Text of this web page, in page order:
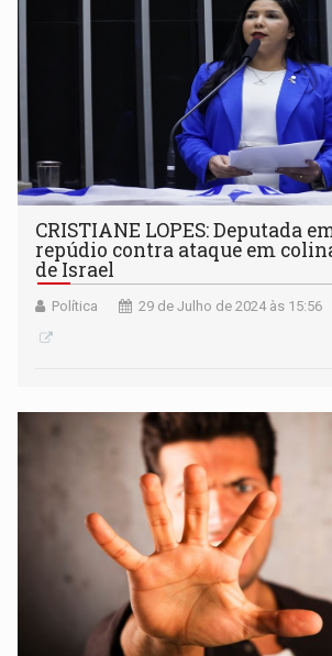
CRISTIANE LOPES: Deputada
repúdio contra ataque em
de Israel
Política 29 de Julho de 2024 às 15:56